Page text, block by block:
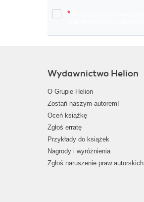
*
Wydawnictwo Helion
O Grupie Helion
Zostań naszym autorem!
Oceń książkę
Zgłoś erratę
Przykłady do książek
Nagrody i wyróżnienia
Zgłoś naruszenie praw autorskich